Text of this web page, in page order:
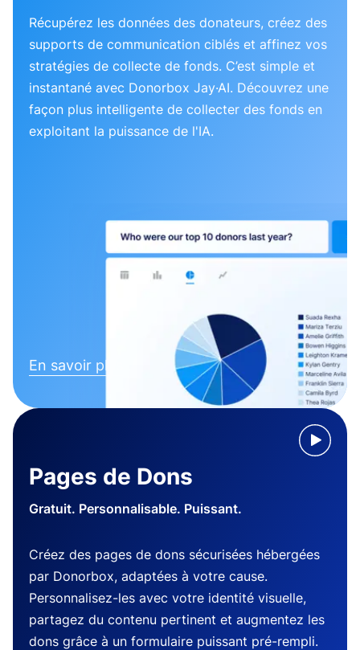
Récupérez les données des donateurs, créez des
supports de communication ciblés et affinez vos
stratégies de collecte de fonds. C’est simple et
instantané avec Donorbox Jay·AI. Découvrez une
façon plus intelligente de collecter des fonds en
exploitant la puissance de l'IA.
En savoir plus
Pages de Dons
Gratuit. Personnalisable. Puissant.
Créez des pages de dons sécurisées hébergées
par Donorbox, adaptées à votre cause.
Personnalisez-les avec votre identité visuelle,
partagez du contenu pertinent et augmentez les
dons grâce à un formulaire puissant pré-rempli.